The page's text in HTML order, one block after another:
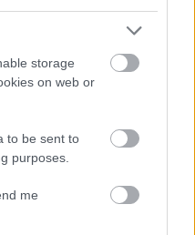
storage
on web or
to be sent to
purposes.
me